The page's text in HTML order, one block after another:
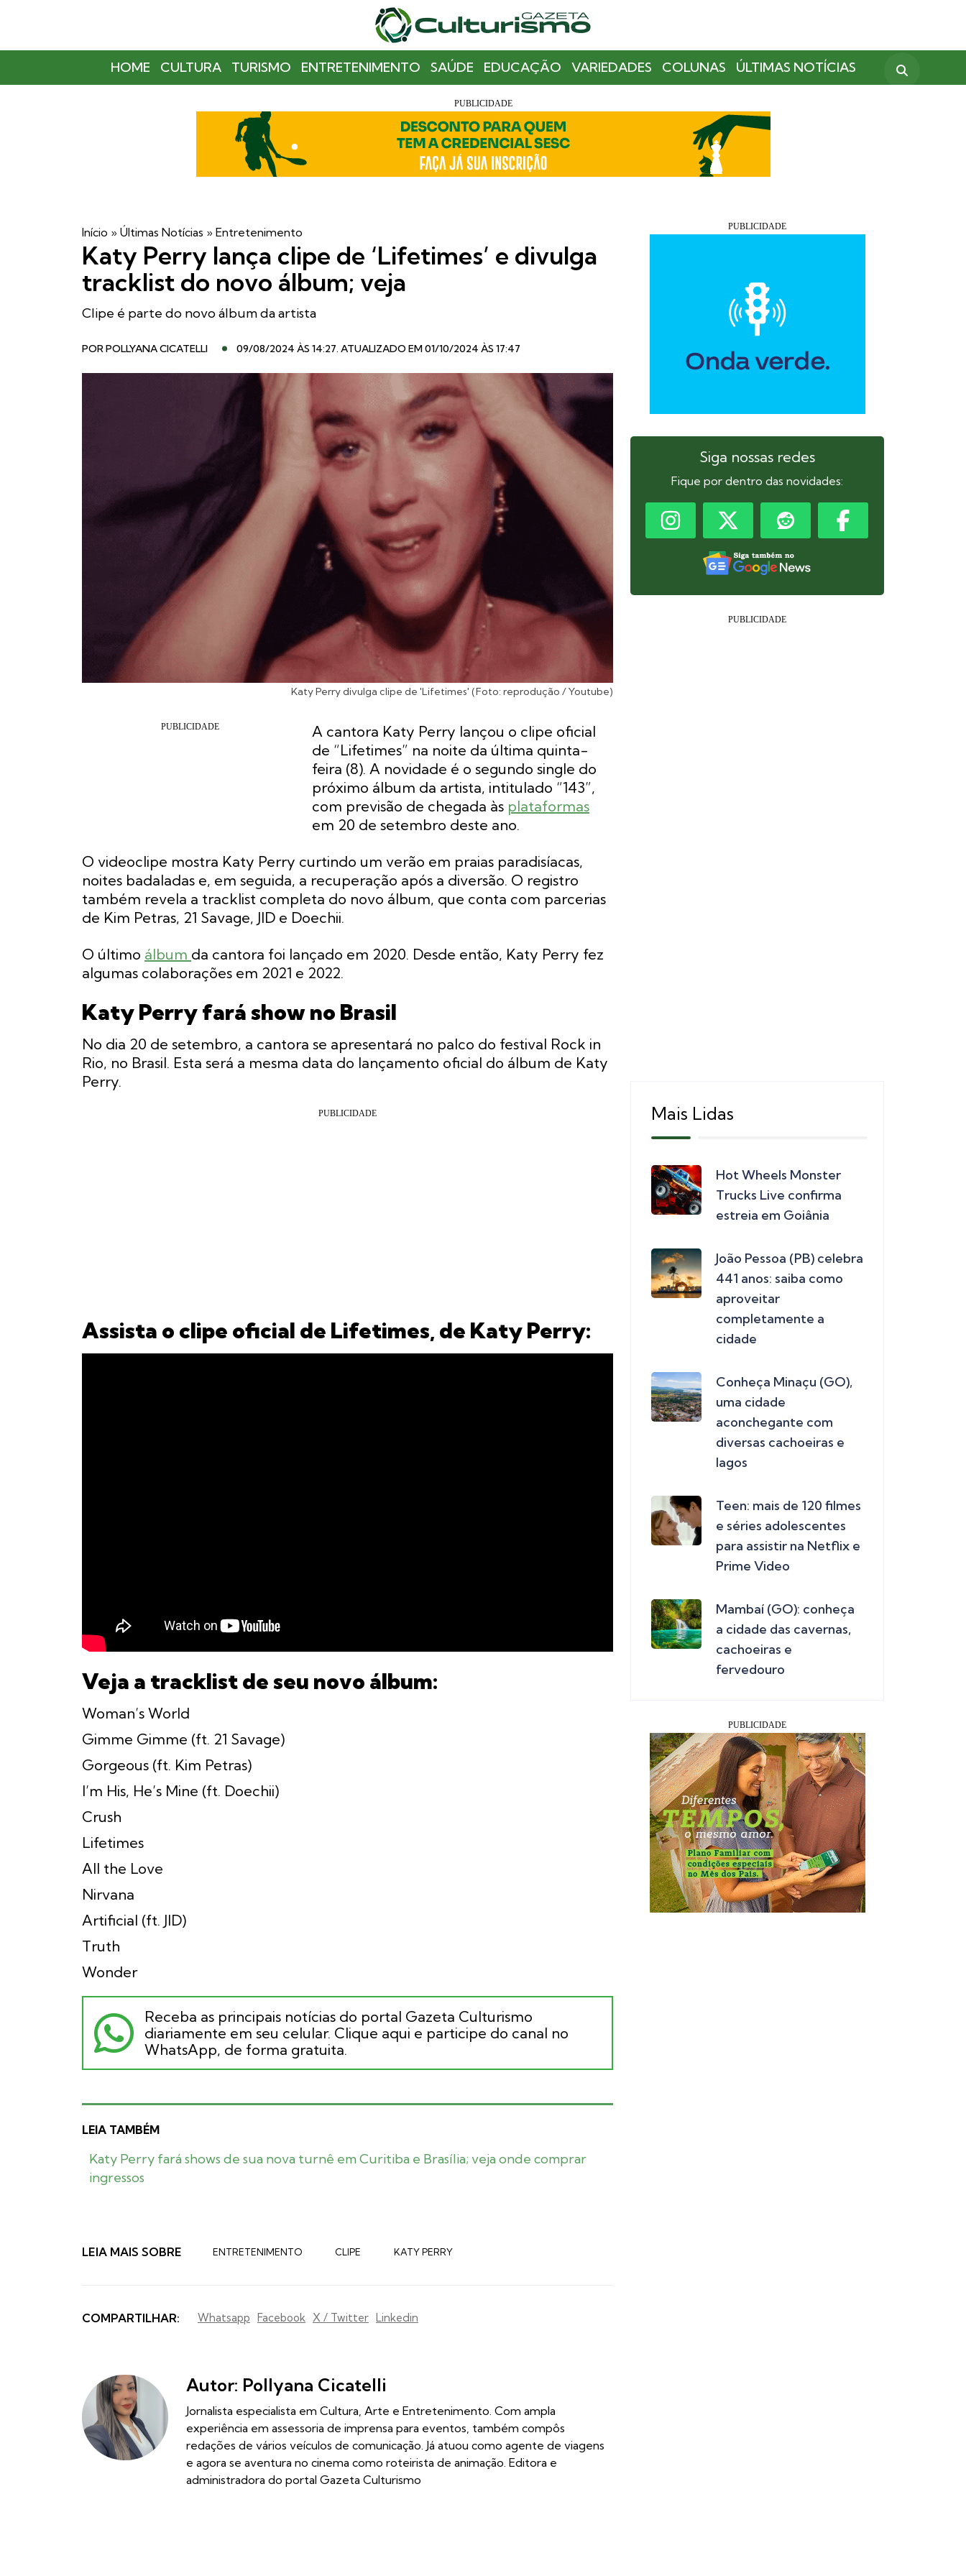
HOME CULTURA TURISMO ENTRETENIMENTO SAÚDE EDUCAÇÃO VARIEDADES COLUNAS ÚLTIMAS NOTÍCIAS
Início » Últimas Notícias » Entretenimento
Katy Perry lança clipe de ‘Lifetimes’ e divulga
tracklist do novo álbum; veja
Clipe é parte do novo álbum da artista
PORPOLLYANA CICATELLI 09/08/2024 ÀS 14:27. ATUALIZADO EM 01/10/2024 ÀS 17:47
Katy Perry divulga clipe de 'Lifetimes' (Foto: reprodução / Youtube)
A cantora Katy Perry lançou o clipe oficial
de “Lifetimes” na noite da última quinta-
feira (8). A novidade é o segundo single do
próximo álbum da artista, intitulado “143”,
com previsão de chegada às plataformas
em 20 de setembro deste ano.
O videoclipe mostra Katy Perry curtindo um verão em praias paradisíacas,
noites badaladas e, em seguida, a recuperação após a diversão. O registro
também revela a tracklist completa do novo álbum, que conta com parcerias
de Kim Petras, 21 Savage, JID e Doechii.
O último álbum da cantora foi lançado em 2020. Desde então, Katy Perry fez
algumas colaborações em 2021 e 2022.
Katy Perry fará show no Brasil
No dia 20 de setembro, a cantora se apresentará no palco do festival Rock in
Rio, no Brasil. Esta será a mesma data do lançamento oficial do álbum de Katy
Perry.
Assista o clipe oficial de Lifetimes, de Katy Perry:
Veja a tracklist de seu novo álbum:
Woman’s World
Gimme Gimme (ft. 21 Savage)
Gorgeous (ft. Kim Petras)
I’m His, He’s Mine (ft. Doechii)
Crush
Lifetimes
All the Love
Nirvana
Artificial (ft. JID)
Truth
Wonder
Receba as principais notícias do portal Gazeta Culturismo
diariamente em seu celular. Clique aqui e participe do canal no
WhatsApp, de forma gratuita.
LEIA TAMBÉM
Katy Perry fará shows de sua nova turnê em Curitiba e Brasília; veja onde comprar
ingressos
LEIA MAIS SOBRE ENTRETENIMENTO CLIPE KATY PERRY
COMPARTILHAR: Whatsapp Facebook X / Twitter Linkedin
Autor: Pollyana Cicatelli
Jornalista especialista em Cultura, Arte e Entretenimento. Com ampla
experiência em assessoria de imprensa para eventos, também compôs
redações de vários veículos de comunicação. Já atuou como agente de viagens
e agora se aventura no cinema como roteirista de animação. Editora e
administradora do portal Gazeta Culturismo
Siga nossas redes
Fique por dentro das novidades:
Mais Lidas
Hot Wheels Monster
Trucks Live confirma
estreia em Goiânia
João Pessoa (PB) celebra
441 anos: saiba como
aproveitar
completamente a
cidade
Conheça Minaçu (GO),
uma cidade
aconchegante com
diversas cachoeiras e
lagos
Teen: mais de 120 filmes
e séries adolescentes
para assistir na Netflix e
Prime Video
Mambaí (GO): conheça
a cidade das cavernas,
cachoeiras e
fervedouro